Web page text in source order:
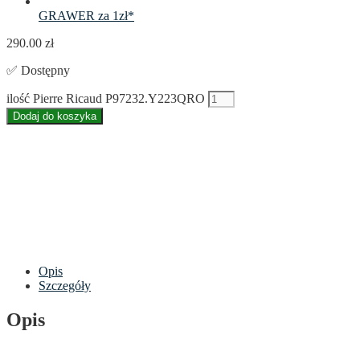
GRAWER za 1zł*
290.00 zł
✅ Dostępny
ilość Pierre Ricaud P97232.Y223QRO
Dodaj do koszyka
Opis
Szczegóły
Opis